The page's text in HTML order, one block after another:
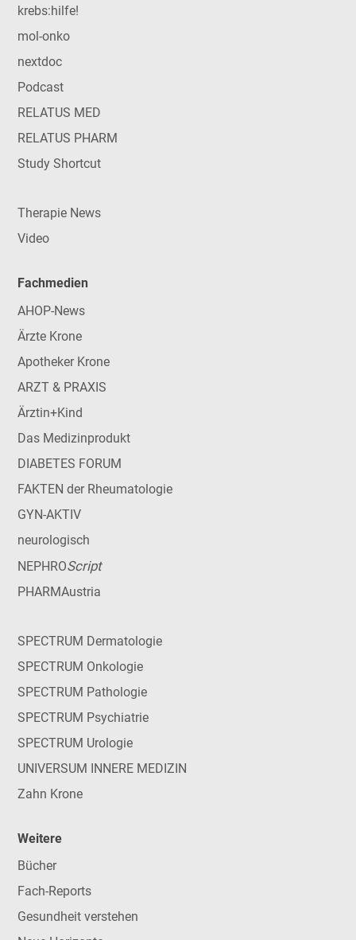
krebs:hilfe!
mol-onko
nextdoc
Podcast
RELATUS MED
RELATUS PHARM
Study Shortcut
Therapie News
Video
Fachmedien
AHOP-News
Ärzte Krone
Apotheker Krone
ARZT & PRAXIS
Ärztin+Kind
Das Medizinprodukt
DIABETES FORUM
FAKTEN der Rheumatologie
GYN-AKTIV
neurologisch
NEPHROScript
PHARMAustria
SPECTRUM Dermatologie
SPECTRUM Onkologie
SPECTRUM Pathologie
SPECTRUM Psychiatrie
SPECTRUM Urologie
UNIVERSUM INNERE MEDIZIN
Zahn Krone
Weitere
Bücher
Fach-Reports
Gesundheit verstehen